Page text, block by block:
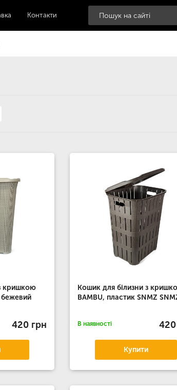
Контакти
кришкою
бежевий
420 грн
Кошик для білизни з
BAMBU, пластик SNMZ
В наявності
Купити